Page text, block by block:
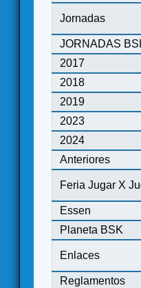
Jornadas
JORNADAS
2017
2018
2019
2023
2024
Anteriores
Feria Jugar X
Essen
Planeta BSK
Enlaces
Reglamentos